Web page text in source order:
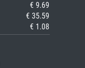
€ 9.69
€ 35.59
€ 1.08